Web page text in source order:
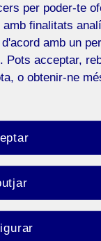
preses de
una
en una
per poder-te
finalitats
amb un
Pots acceptar,
o obtenir-ne